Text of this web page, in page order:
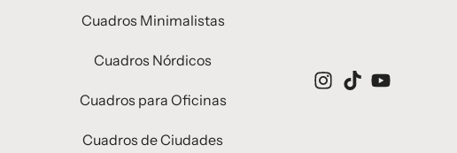
Cuadros Minimalistas
Cuadros Nórdicos
Cuadros para Oficinas
Cuadros de Ciudades